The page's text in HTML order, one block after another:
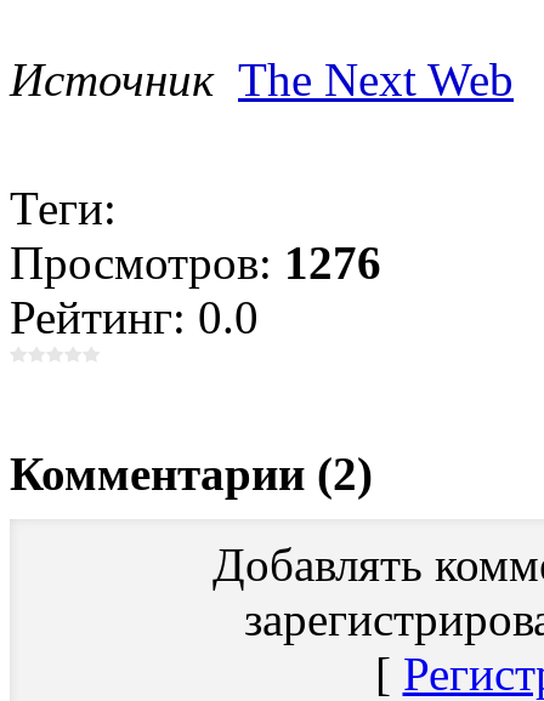
Источник The Next Web
Теги:
Просмотров: 1276
Рейтинг: 0.0
Комментарии (2)
Добавлять
[